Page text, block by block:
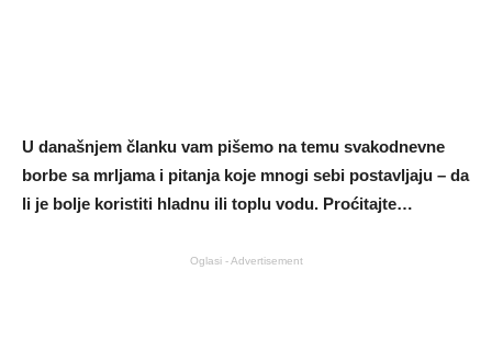
U današnjem članku vam pišemo na temu svakodnevne
borbe sa mrljama i pitanja koje mnogi sebi postavljaju – da
li je bolje koristiti hladnu ili toplu vodu. Proćitajte…
Oglasi - Advertisement